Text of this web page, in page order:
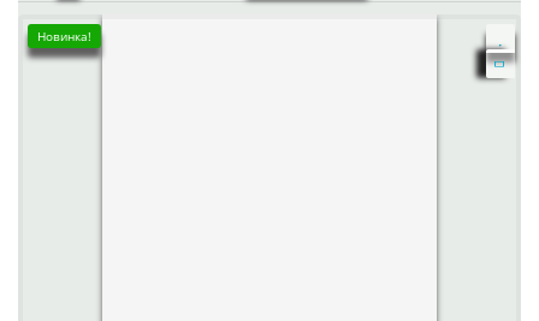
Новинка!